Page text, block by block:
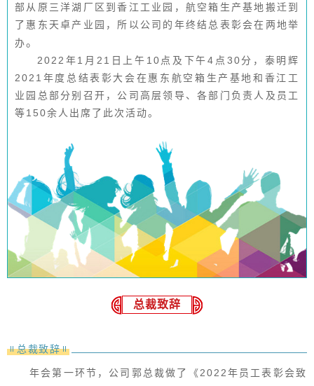
部从原三洋湖厂区到香江工业园，航空箱生产基地搬迁到
了惠东天卓产业园，所以公司的年终结总表彰会在两地举
办。
2022年1月21日上午10点及下午4点30分，泰明辉
2021年度总结表彰大会在惠东航空箱生产基地和香江工
业园总部分别召开，公司高层领导、各部门负责人及员工
等150余人出席了此次活动。
总裁致辞
总裁致辞
年会第一环节，公司郭总裁做了《2022年员工表彰会致